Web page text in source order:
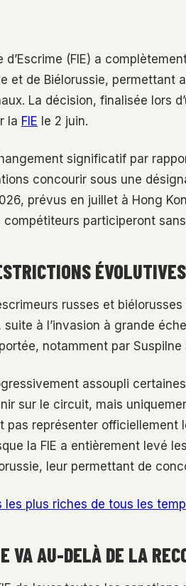
d’Escrime (FIE) a
et de Biélorussie, permettant
La décision, finalisée lors
la FIE le 2 juin.
significatif par
concourir sous une
prévus en juillet à Hong
participeront
ÉVOLUTIVES
russes et
à l’invasion à grande
notamment par Suspilne
assoupli
sur le circuit, mais
pas représenter
la FIE a entièrement levé
leur permettant de
les plus riches de tous les
VA AU-DELÀ DE LA